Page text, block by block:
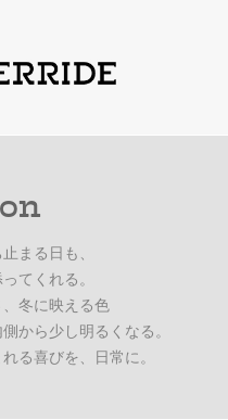
まる日も、
てくれる。
冬に映える色
から少し明るくなる。
る喜びを、日常に。